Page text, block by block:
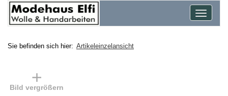
Toggle
Sie befinden sich hier: Artikeleinzelansicht
Bild vergrößern